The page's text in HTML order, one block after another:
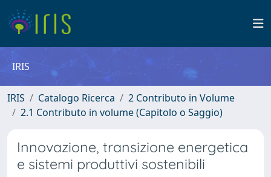
IRIS
IRIS Catalogo Ricerca
2 Contributo in Volume
2.1 Contributo in volume (Capitolo o Saggio)
Innovazione, transizione energetica
e sistemi produttivi sostenibili